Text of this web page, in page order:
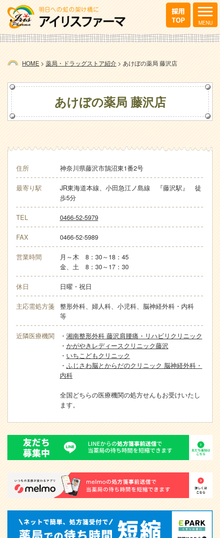
HOME > 薬局・ドラッグストア紹介 > あけぼの薬局 藤沢店
あけぼの薬局 藤沢店
住所 神奈川県藤沢市鵠沼東1番2号
最寄り駅
JR東海道本線、小田急江ノ島線 『藤沢駅』 徒
歩5分
TEL 0466-52-5979
FAX 0466-52-5989
営業時間
月～木 8：30～18：45
金、土 8：30～17：30
休日 日曜・祝日
主応需処方箋 整形外科、婦人科、小児科、脳神経外科・内科
等
近隣医療機関 ・ 湘南整形外科 藤沢肩腰痛・リハビリクリニック
・ かがやきレディースクリニック藤沢
・ いちこどもクリニック
・ ふじさわ脳とからだのクリニック 脳神経外科・
内科
全国どちらの医療機関の処方せんもお受けいたし
ます。